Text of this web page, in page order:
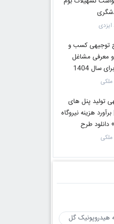
توجیهی کسب و
معرفی مشاغل
سال 1404
تولید پنل های
هزینه نیروگاه
طرح
هیدروپونیک گل